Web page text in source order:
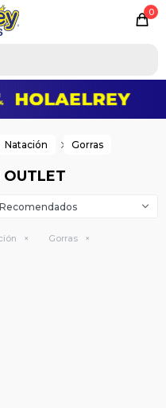
0
Natación Gorras
OUTLET
Recomendados
Gorras